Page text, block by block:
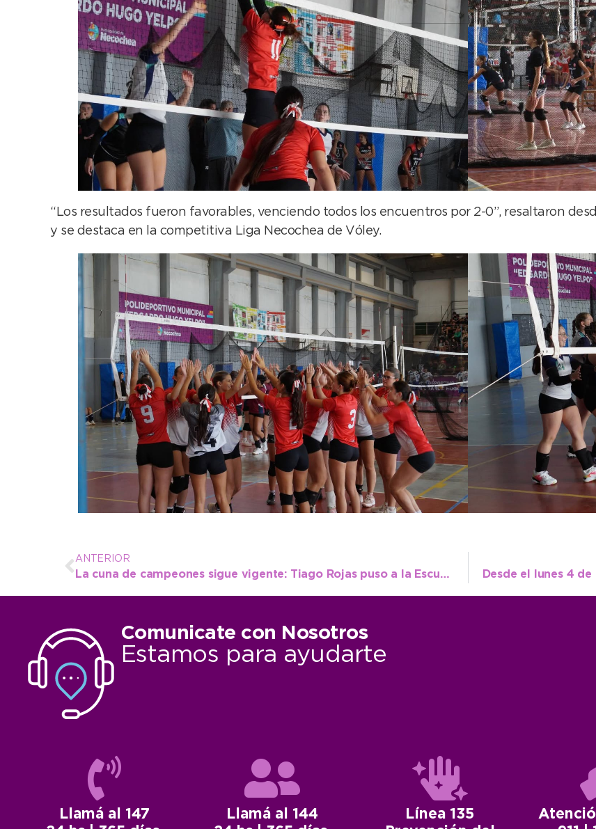
“Los resultados fueron favorables, venciendo todos los encuentros por 2-0”, resaltaron
y se destaca en la competitiva Liga Necochea de Vóley.
ANTERIOR
La cuna de campeones sigue vigente: Tiago Rojas puso a la Escuela Municipal en lo más alto de la provincia
Comunicate con Nosotros
Estamos para ayudarte
Llamá al 147
Llamá al 144
Línea 135